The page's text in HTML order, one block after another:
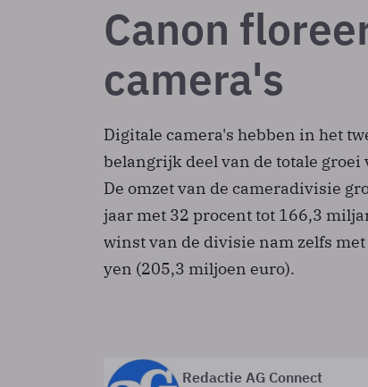
Canon
camera's
Digitale camera's hebben in het
belangrijk deel van de totale
De omzet van de cameradivisie
jaar met 32 procent tot 166,3
winst van de divisie nam zelfs
yen (205,3 miljoen euro).
Redactie AG Connect